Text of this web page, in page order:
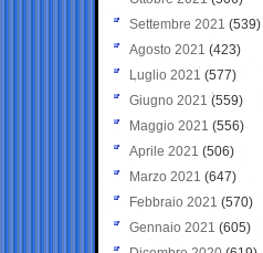
Settembre 2021 (539)
Agosto 2021 (423)
Luglio 2021 (577)
Giugno 2021(559)
Maggio 2021 (556)
Aprile 2021 (506)
Marzo 2021 (647)
Febbraio 2021 (570)
Gennaio 2021 (605)